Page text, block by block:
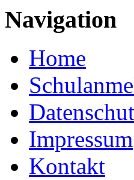
Navigation
Home
Impressum
Kontakt